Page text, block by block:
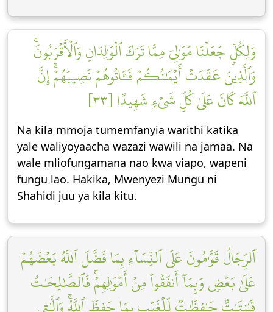
وَلِكُلّٖ جَعَلۡنَا مَوَٰلِيَ مِمَّا تَرَكَ ٱلۡوَٰلِدَانِ وَٱلۡأَقۡرَبُونَۚ
وَٱلَّذِينَ عَقَدَتۡ أَيۡمَٰنُكُمۡ فَـَٔاتُوهُمۡ نَصِيبَهُمۡۚ إِنَّ
ٱللَّهَ كَانَ عَلَىٰ كُلِّ شَيۡءٖ شَهِيدًا [٣٣]
Na kila mmoja tumemfanyia warithi katika
yale waliyoyaacha wazazi wawili na jamaa. Na
wale mliofungamana nao kwa viapo, wapeni
fungu lao. Hakika, Mwenyezi Mungu ni
Shahidi juu ya kila kitu.
ٱلرِّجَالُ قَوَّٰمُونَ عَلَى ٱلنِّسَآءِ بِمَا فَضَّلَ ٱللَّهُ بَعۡضَهُمۡ
عَلَىٰ بَعۡضٖ وَبِمَآ أَنفَقُواْ مِنۡ أَمۡوَٰلِهِمۡۚ فَٱلصَّٰلِحَٰتُ